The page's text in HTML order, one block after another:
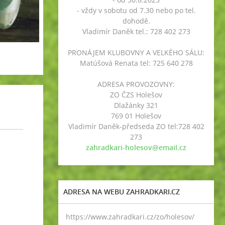
- vždy v sobotu od 7.30 nebo po tel.
dohodě.
Vladimír Daněk tel.: 728 402 273
PRONÁJEM KLUBOVNY A VELKÉHO SÁLU:
Matúšová Renata tel: 725 640 278
ADRESA PROVOZOVNY:
ZO ČZS Holešov
Dlažánky 321
769 01 Holešov
Vladimír Daněk-předseda ZO tel:728 402
273
zahradkari-holesov@email.cz
ADRESA NA WEBU ZAHRADKARI.CZ
https://www.zahradkari.cz/zo/holesov/